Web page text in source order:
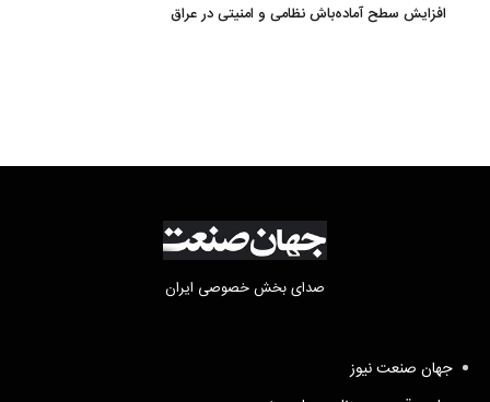
افزایش سطح آماده‌باش نظامی و امنیتی در عراق
صدای بخش خصوصی ایران
جهان صنعت نیوز